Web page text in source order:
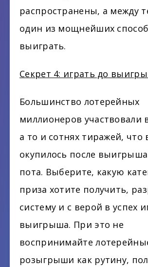
распространены, а между
один из мощнейших
выиграть.
Секрет 4: играть до
Большинство лотерейных
миллионеров участвовали
а то и сотнях тиражей, что
окупилось после
пота. Выберите, какую
приза хотите получить,
систему и с верой в успех
выигрыша. При это не
воспринимайте
розыгрыши как рутину,